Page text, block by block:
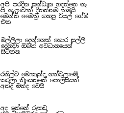
අපි පරදින සන්ධාන හදන්නෙ නෑ
පි හැදුවොත් දිනන්නම තමයි
මෙන්න මෛත්‍රී ගහපු රියල් ගේම්
එක
මල්ලිලා දෙන්නෙක් හොර සල්ලි
දෙනවා ඔබත් අවධානයෙන්
සිටින්න
රනිල්ට මොකක්ද හත්වලාමේ
කරලා තියෙන්නේ පොලිසියත්
අන්ද මන්ද වෙයි
අද ඉන්නේ රූකඩ